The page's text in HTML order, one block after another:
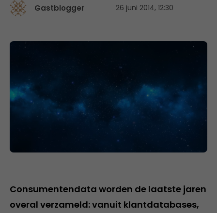
Gastblogger 26 juni 2014, 12:30
Consumentendata worden de laatste jaren
overal verzameld: vanuit klantdatabases,